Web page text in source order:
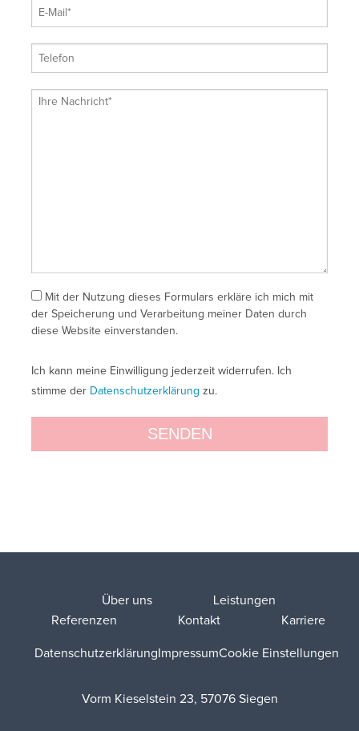
Mit der Nutzung dieses Formulars erkläre ich mich mit
der Speicherung und Verarbeitung meiner Daten durch
diese Website einverstanden.
Ich kann meine Einwilligung jederzeit widerrufen. Ich
stimme der Datenschutzerklärung zu.
Über uns
Leistungen
Referenzen
Kontakt Karriere
Datenschutzerklärung ImpressumCookie Einstellungen
Vorm Kieselstein 23, 57076 Siegen